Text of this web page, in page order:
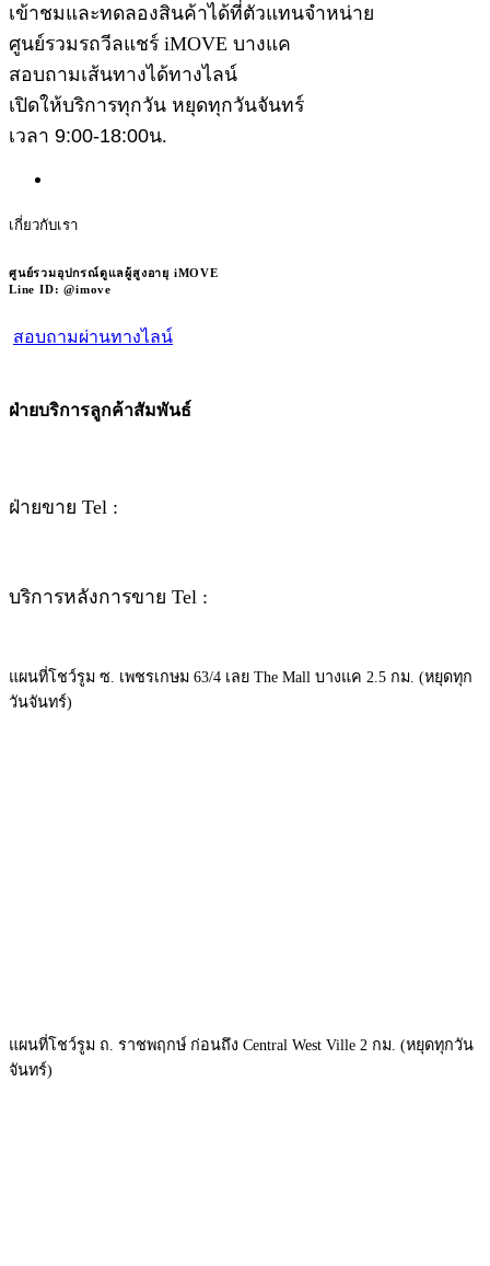
เข้าชมและทดลองสินค้าได้ที่ตัวแทนจำหน่าย
ศูนย์รวมรถวีลแชร์ iMOVE บางแค
สอบถามเส้นทางได้ทางไลน์
เปิดให้บริการทุกวัน หยุดทุกวันจันทร์
เวลา 9:00-18:00น.
เกี่ยวกับเรา
ศูนย์รวมอุปกรณ์ดูแลผู้สูงอายุ iMOVE
Line ID: @imove
สอบถามผ่านทางไลน์
ฝ่ายบริการลูกค้าสัมพันธ์
ฝ่ายขาย Tel :
บริการหลังการขาย Tel :
แผนที่โชว์รูม ซ. เพชรเกษม 63/4 เลย The Mall บางแค 2.5 กม. (หยุดทุก
วันจันทร์)
แผนที่โชว์รูม ถ. ราชพฤกษ์ ก่อนถึง Central West Ville 2 กม. (หยุดทุกวัน
จันทร์)